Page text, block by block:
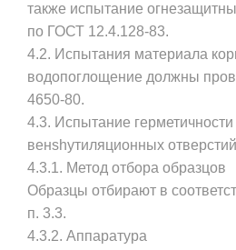
также испытание
по ГОСТ 12.4.128-83.
4.2. Испытания материала
водопоглощение должны
4650-80.
4.3. Испытание
венshyтиляционных отверстий
4.3.1. Метод отбора образцов
Образцы отбирают в
п. 3.3.
4.3.2. Аппаратура